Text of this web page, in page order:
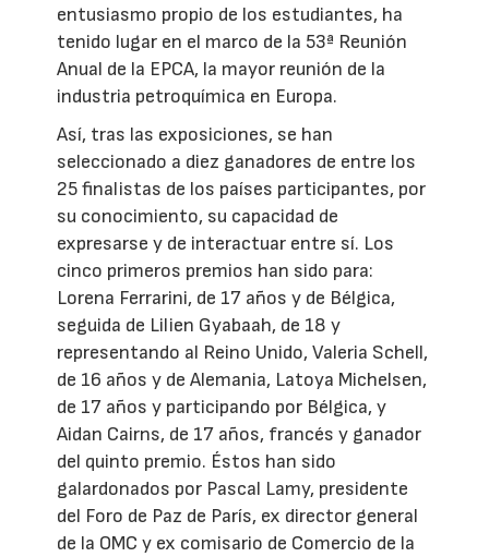
entusiasmo propio de los estudiantes, ha
tenido lugar en el marco de la 53ª Reunión
Anual de la EPCA, la mayor reunión de la
industria petroquímica en Europa.
Así, tras las exposiciones, se han
seleccionado a diez ganadores de entre los
25 finalistas de los países participantes, por
su conocimiento, su capacidad de
expresarse y de interactuar entre sí. Los
cinco primeros premios han sido para:
Lorena Ferrarini, de 17 años y de Bélgica,
seguida de Lilien Gyabaah, de 18 y
representando al Reino Unido, Valeria Schell,
de 16 años y de Alemania, Latoya Michelsen,
de 17 años y participando por Bélgica, y
Aidan Cairns, de 17 años, francés y ganador
del quinto premio. Éstos han sido
galardonados por Pascal Lamy, presidente
del Foro de Paz de París, ex director general
de la OMC y ex comisario de Comercio de la